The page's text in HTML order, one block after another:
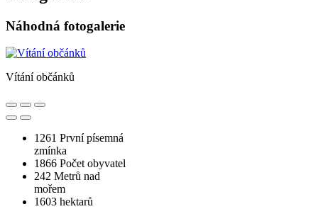
Náhodná fotogalerie
Vítání občánků
1261 První písemná
zmínka
1866 Počet obyvatel
242 Metrů nad
mořem
1603 hektarů